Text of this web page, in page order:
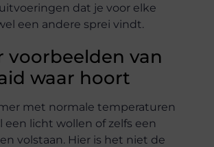
dat je voor elke
een andere sprei vindt.
voorbeelden van
waar hoort
met normale temperaturen
een licht wollen of zelfs een
volstaan. Hier is het niet de